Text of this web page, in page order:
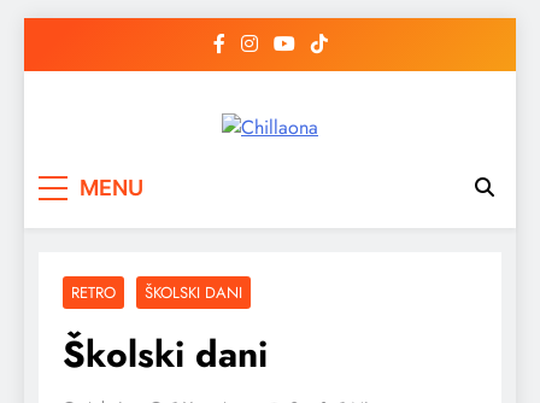
MENU
RETRO ŠKOLSKI DANI
Školski dani